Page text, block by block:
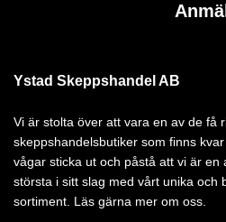
Ystad Skeppshandel AB
Vi är stolta över att vara en av de få
skeppshandelsbutiker som finns
vågar sticka ut och påstå att vi är en
största i sitt slag med vårt unika och
sortiment. Läs gärna mer om oss.